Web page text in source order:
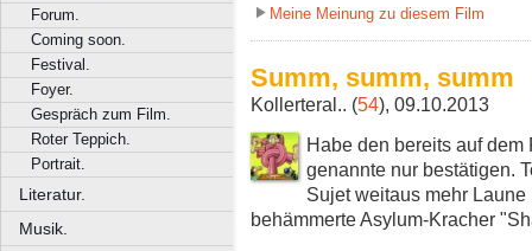
Forum.
Coming soon.
Festival.
Foyer.
Gespräch zum Film.
Roter Teppich.
Portrait.
Literatur.
Musik.
Meine Meinung zu diesem Film
Summ, summ, summ
Kollerteral.. (54), 09.10.2013
Habe den bereits auf
genannte nur bestätigen.
Sujet weitaus mehr
behämmerte Asylum-Kracher